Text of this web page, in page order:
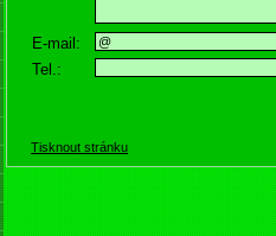
E-mail:
Tel.:
Tisknout stránku